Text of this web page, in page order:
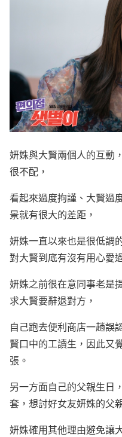
妍姝與大賢兩個人的互動
很不配，
看起來過度拘謹、大賢過
景就有很大的差距，
妍姝一直以來也是很低調
對大賢到底有沒有用心愛
妍姝之前很在意同事老是
求大賢要辭退對方，
自己跑去便利商店一趟誤
賢口中的工讀生，因此又
張。
另一方面自己的父親生日
套，想討好女友妍姝的父
妍姝確用其他理由避免讓